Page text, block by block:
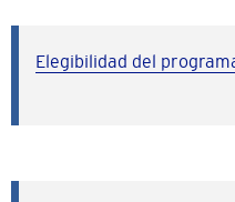
Elegibilidad del